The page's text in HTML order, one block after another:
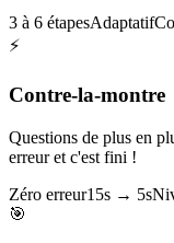
3 à 6 étapesAdaptatif
⚡
Contre-la-montre
Questions de plus en
erreur et c'est fini !
Zéro erreur15s → 5s
🎯